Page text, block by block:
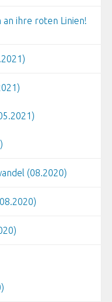
an ihre roten Linien!
(08.2020)